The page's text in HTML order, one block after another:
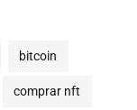
bitcoin
comprar nft